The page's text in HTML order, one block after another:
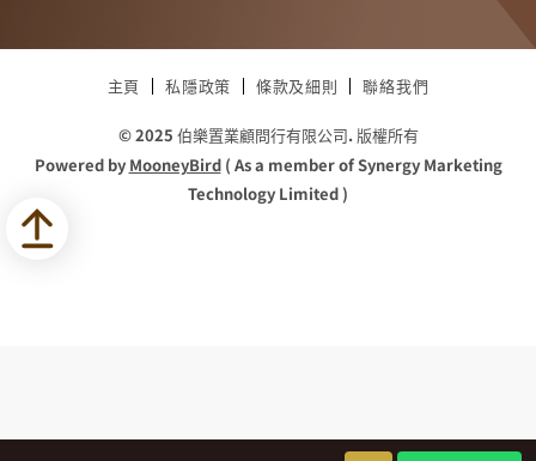
主頁 私隱政策 條款及細則 聯絡我們
© 2025 伯樂置業顧問行有限公司. 版權所有
Powered by MooneyBird( As a member of Synergy Marketing
Technology Limited )